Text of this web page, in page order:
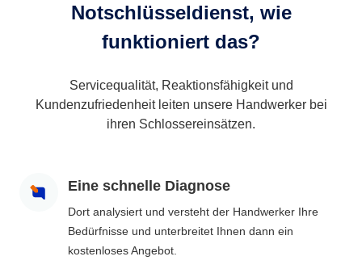
Notschlüsseldienst, wie
funktioniert das?
Servicequalität, Reaktionsfähigkeit und
Kundenzufriedenheit leiten unsere Handwerker bei
ihren Schlossereinsätzen.
Eine schnelle Diagnose
Dort analysiert und versteht der Handwerker Ihre
Bedürfnisse und unterbreitet Ihnen dann ein
kostenloses Angebot.